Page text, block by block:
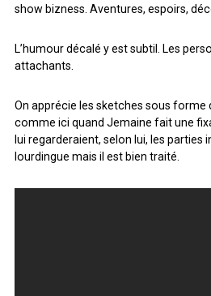
ARCHIVES
ARCHIVES
show bizness. Aventures, espoirs,
L’humour décalé y est subtil. Les
attachants.
On apprécie les sketches sous forme
comme ici quand Jemaine fait une
lui regarderaient, selon lui, les parties
lourdingue mais il est bien traité.